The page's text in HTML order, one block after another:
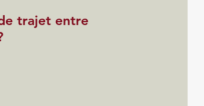
trajet entre